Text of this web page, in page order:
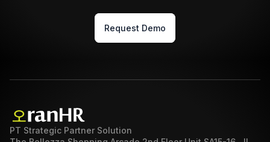
Request Demo
PT Strategic Partner Solution